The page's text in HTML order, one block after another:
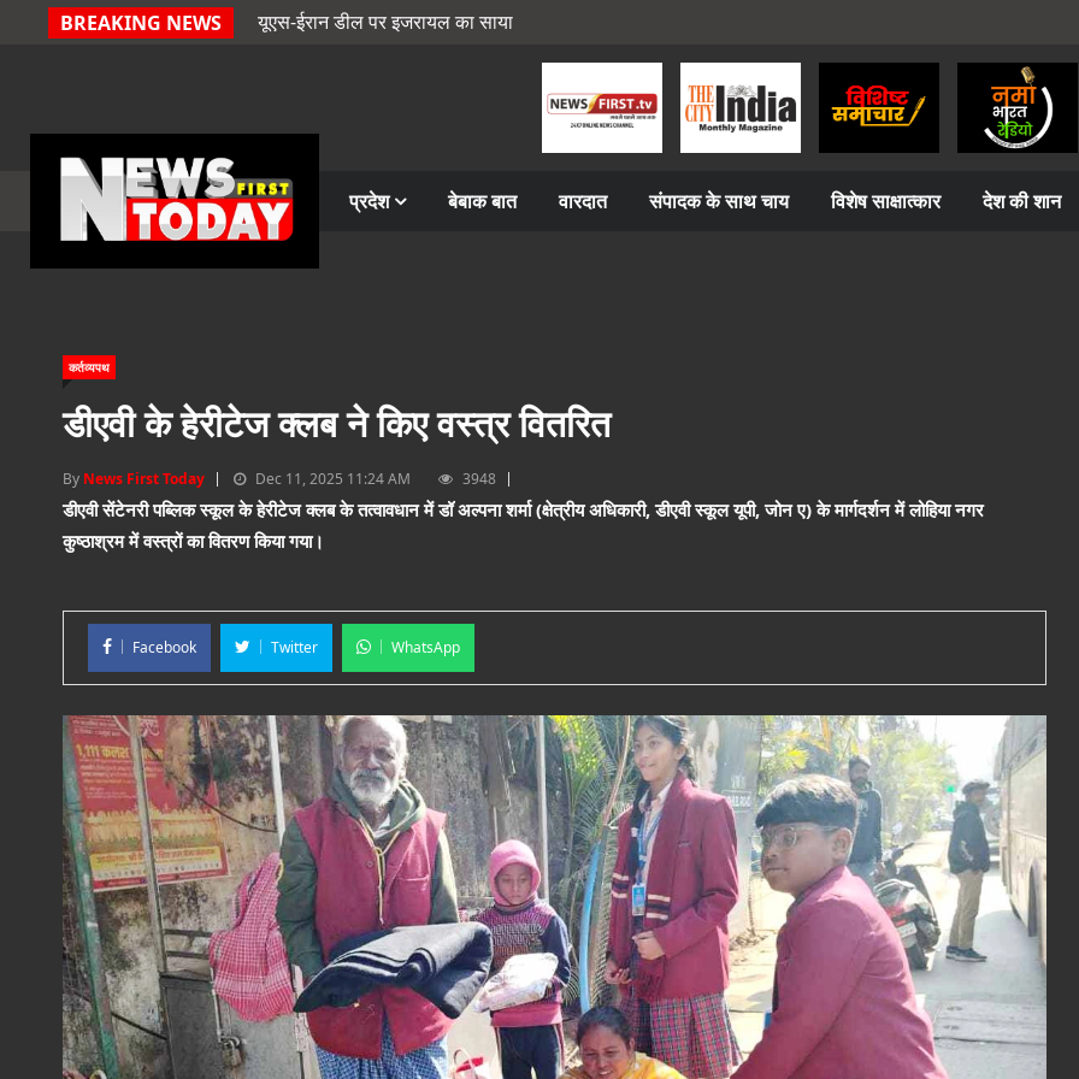
BREAKING NEWS यूएस-ईरान डील पर इजरायल का साया
प्रदेश बेबाक बात वारदात संपादक के साथ चाय विशेष साक्षात्कार देश की शान
कर्तव्यपथ
डीएवी के हेरीटेज क्लब ने किए वस्त्र वितरित
By News First Today Dec 11, 2025 11:24 AM 3948
डीएवी सेंटेनरी पब्लिक स्कूल के हेरीटेज क्लब के तत्वावधान में डॉ अल्पना शर्मा (क्षेत्रीय अधिकारी, डीएवी स्कूल यूपी, जोन ए) के मार्गदर्शन में लोहिया नगर
कुष्ठाश्रम में वस्त्रों का वितरण किया गया।
Facebook Twitter WhatsApp